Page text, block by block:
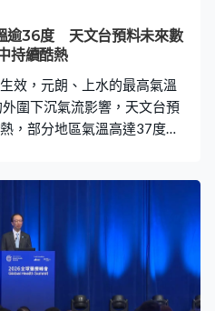
逾36度 天文台預料未來數
持續酷熱
效，元朗、上水的最高氣溫
圍下沉氣流影響，天文台預
，部分地區氣溫高達37度。
文台指，受白海豚外圍下沉
料未來兩三日持續極端天氣
或以上。天文台科學主任郭
至福建北部一帶，外圍下沉
帶來極端酷熱天氣，本港部
，預料下周中期高溫天氣仍